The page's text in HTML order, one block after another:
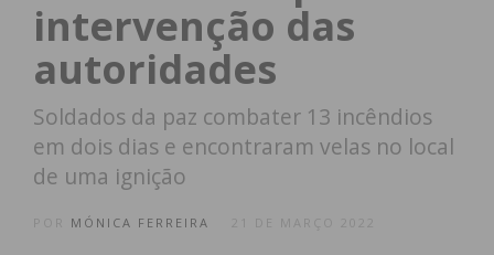
intervenção das
autoridades
Soldados da paz combater 13 incêndios
em dois dias e encontraram velas no local
de uma ignição
MÓNICA FERREIRA 21 DE MARÇO 2022